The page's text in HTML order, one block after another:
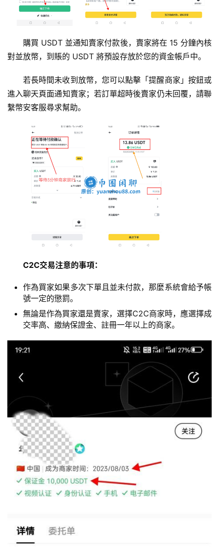
購買 USDT 並通知賣家付款後，賣家將在 15 分鐘內核
對並放幣，到賬的 USDT 將預設存放於您的資金帳戶中。
若長時間未收到放幣，您可以點擊「提醒商家」按鈕或
進入聊天頁面通知賣家；若訂單超時後賣家仍未回覆，請聯
繫幣安客服尋求幫助。
C2C交易注意的事項：
作為買家如果多次下單且並未付款，那麼系統會給予帳
號一定的懲罰。
無論是作為買家還是賣家，選擇C2C商家時，應選擇成
交率高、繳納保證金、註冊一年以上的商家。